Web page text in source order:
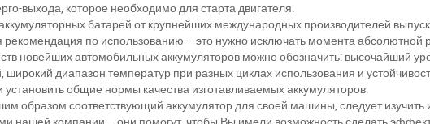
выхода, которое необходимо для старта двигателя.
батарей от крупнейших международных производителей
по использованию – это нужно исключать момента абсолютной
новейших автомобильных аккумуляторов можно обозначить: высочайший
широкий диапазон температур при разных циклах использования и
общие нормы качества изготавливаемых аккумуляторов.
образом соответствующий аккумулятор для своей машины, следует изучить
За відсутності звязку - дзвоніть, пишіть у Viber / Telegram